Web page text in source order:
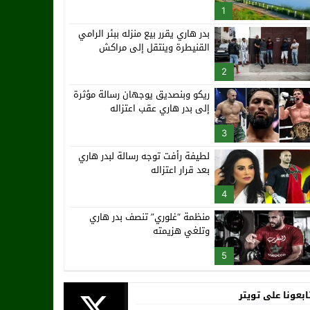
1
2
بدر هاري يقرر بيع منزله ببئر الرامي
القنيطرة وينتقل إلى مراكش
3
ريكو وبنصديق يوجهان رسالة مؤثرة
إلى بدر هاري عقب اعتزاله
4
لطيفة رأفت توجه رسالة لبدر هاري
بعد قرار اعتزاله
5
منظمة “غلوري” تنصف بدر هاري
وتلغي هزيمته
على تويتر